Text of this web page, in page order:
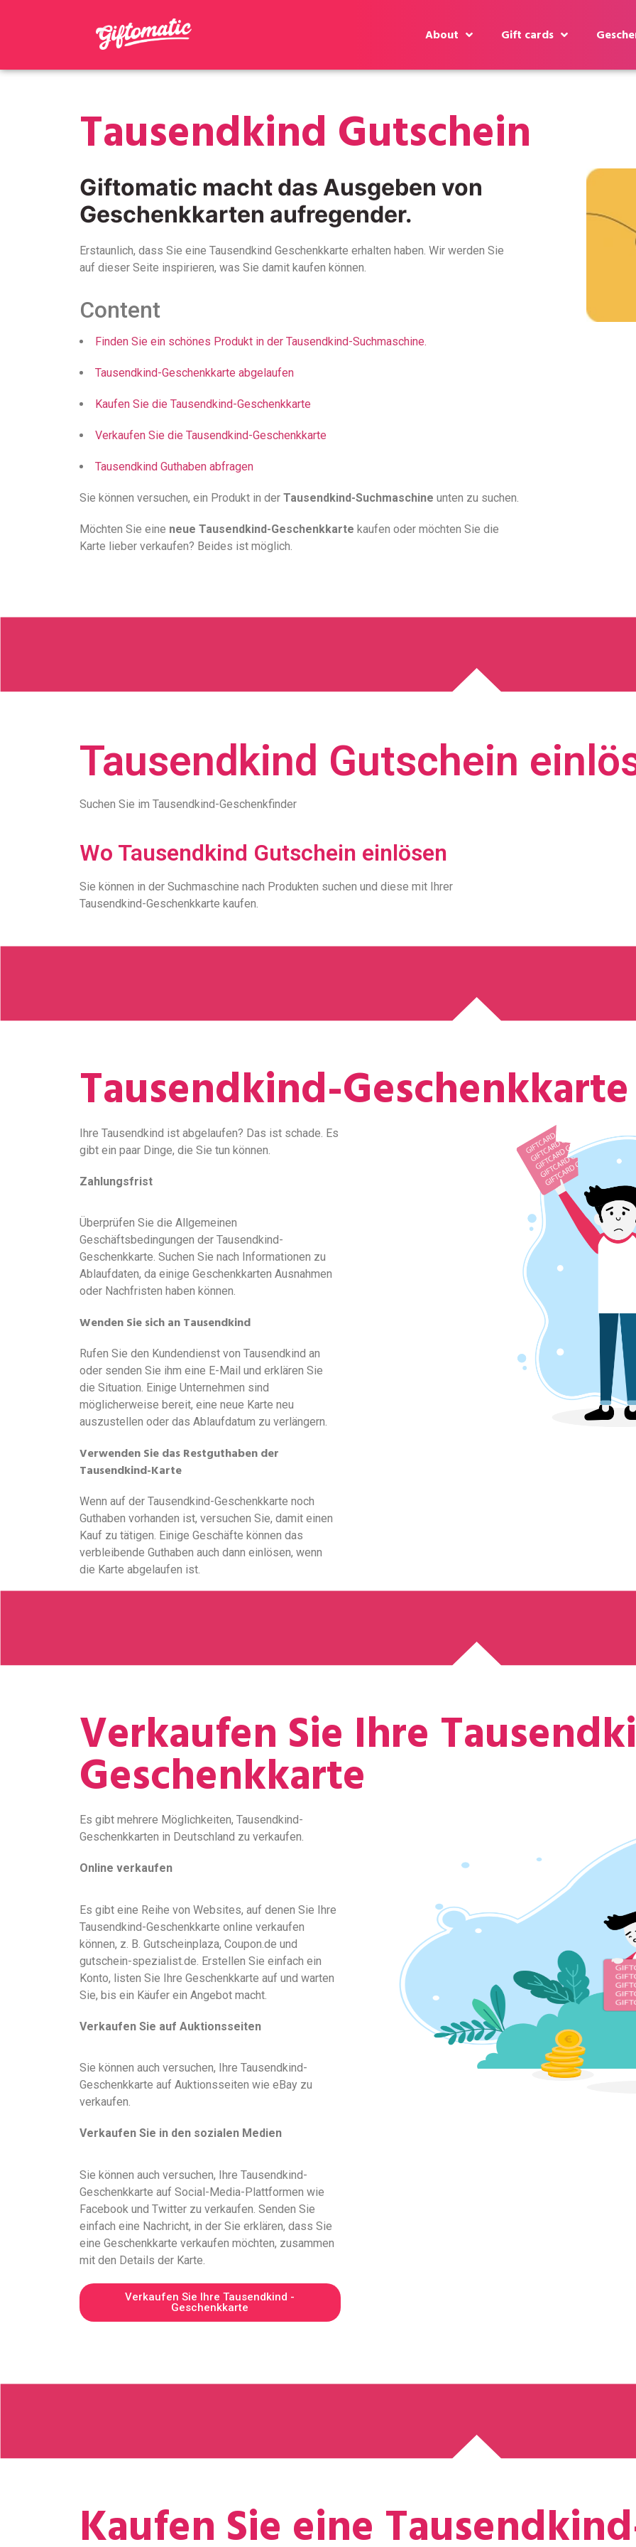
About Gift cards
Tausendkind Gutschein
Giftomatic macht das Ausgeben von
Geschenkkarten aufregender.
Erstaunlich, dass Sie eine Tausendkind Geschenkkarte erhalten haben. Wir werden Sie
auf dieser Seite inspirieren, was Sie damit kaufen können.
Content
Finden Sie ein schönes Produkt in der Tausendkind-Suchmaschine.
Tausendkind-Geschenkkarte abgelaufen
Kaufen Sie die Tausendkind-Geschenkkarte
Verkaufen Sie die Tausendkind-Geschenkkarte
Tausendkind Guthaben abfragen
Sie können versuchen, ein Produkt in der Tausendkind-Suchmaschine unten zu suchen.
Möchten Sie eine neue Tausendkind-Geschenkkarte kaufen oder möchten Sie die
Karte lieber verkaufen? Beides ist möglich.
Tausendkind Gutschein
Suchen Sie im Tausendkind-Geschenkfinder
Wo Tausendkind Gutschein einlösen
Sie können in der Suchmaschine nach Produkten suchen und diese mit Ihrer
Tausendkind-Geschenkkarte kaufen.
Tausendkind-
Ihre Tausendkind ist abgelaufen? Das ist schade. Es
gibt ein paar Dinge, die Sie tun können.
Zahlungsfrist
Überprüfen Sie die Allgemeinen
Geschäftsbedingungen der Tausendkind-
Geschenkkarte. Suchen Sie nach Informationen zu
Ablaufdaten, da einige Geschenkkarten Ausnahmen
oder Nachfristen haben können.
Wenden Sie sich an Tausendkind
Rufen Sie den Kundendienst von Tausendkind an
oder senden Sie ihm eine E-Mail und erklären Sie
die Situation. Einige Unternehmen sind
möglicherweise bereit, eine neue Karte neu
auszustellen oder das Ablaufdatum zu verlängern.
Verwenden Sie das Restguthaben der
Tausendkind-Karte
Wenn auf der Tausendkind-Geschenkkarte noch
Guthaben vorhanden ist, versuchen Sie, damit einen
Kauf zu tätigen. Einige Geschäfte können das
verbleibende Guthaben auch dann einlösen, wenn
die Karte abgelaufen ist.
Verkaufen Sie Ihre
Geschenkkarte
Es gibt mehrere Möglichkeiten, Tausendkind-
Geschenkkarten in Deutschland zu verkaufen.
Online verkaufen
Es gibt eine Reihe von Websites, auf denen Sie Ihre
Tausendkind-Geschenkkarte online verkaufen
können, z. B. Gutscheinplaza, Coupon.de und
gutschein-spezialist.de. Erstellen Sie einfach ein
Konto, listen Sie Ihre Geschenkkarte auf und warten
Sie, bis ein Käufer ein Angebot macht.
Verkaufen Sie auf Auktionsseiten
Sie können auch versuchen, Ihre Tausendkind-
Geschenkkarte auf Auktionsseiten wie eBay zu
verkaufen.
Verkaufen Sie in den sozialen Medien
Sie können auch versuchen, Ihre Tausendkind-
Geschenkkarte auf Social-Media-Plattformen wie
Facebook und Twitter zu verkaufen. Senden Sie
einfach eine Nachricht, in der Sie erklären, dass Sie
eine Geschenkkarte verkaufen möchten, zusammen
mit den Details der Karte.
Verkaufen Sie Ihre Tausendkind -
Geschenkkarte
Kaufen Sie eine